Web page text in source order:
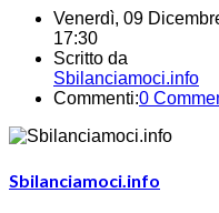
Venerdì, 09
17:30
Scritto da
Sbilanciamoci.info
Commenti:0
Sbilanciamoci.info